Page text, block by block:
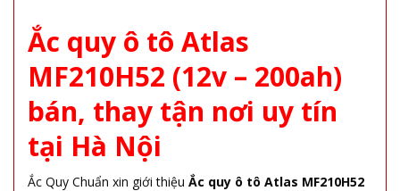
Ắc quy ô tô Atlas
MF210H52 (12v – 200ah)
bán, thay tận nơi uy tín
tại Hà Nội
Ắc Quy Chuẩn xin giới thiệu Ắc quy ô tô Atlas MF210H52